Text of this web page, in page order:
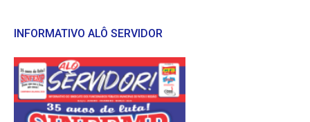
INFORMATIVO ALÔ SERVIDOR